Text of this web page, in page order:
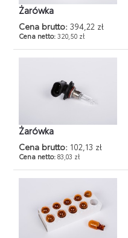
Żarówka
Cena brutto: 394,22 zł
Cena netto:320,50 zł
Żarówka
Cena brutto: 102,13 zł
Cena netto:83,03 zł